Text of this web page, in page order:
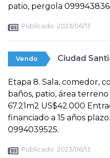
patio, pergola
Publicado: 2023/06/13
Vendo Ciudad
Etapa 8. Sala, comedor,
baños, patio, área
67.21m2 US$42.000
financiado a 15 años
0994039525.
Publicado: 2023/06/13